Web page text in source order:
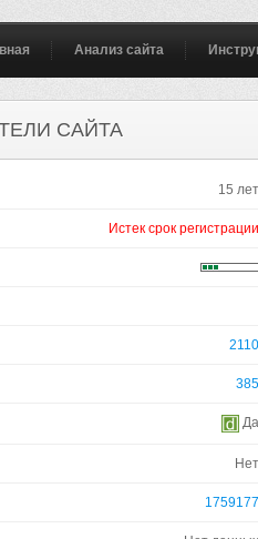
Анализ сайта
САЙТА
15 лет
Истек срок регистрации
2110
385
Да
Нет
1759177